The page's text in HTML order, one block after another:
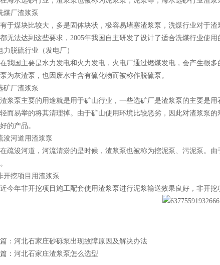
煤厂渣浆泵
煤块比较大，多是固体块状，极容易堵塞渣浆泵，洗煤行业对于渣
无法达到这些要求，2005年我国自主研发了设计了适合洗煤行业使用
力脱硫行业（发电厂）
国主要是水力发电和火力发电，火电厂通过燃煤发电，会产生很多
为灰渣泵，也因废水中含有硫化物而被称作脱硫泵。
矿厂渣浆泵
泵主要的用途就是用于矿山行业，一些选矿厂是渣浆泵的主要是用
而易举的将其清理掉。由于矿山使用环境比较恶劣，因此对渣浆泵
的产品。
浚河道用渣浆泵
浚河道，河流清淤的是时候，渣浆泵也被称为挖泥泵、污泥泵。由
开挖项目用渣浆泵
年非开挖项目施工配套使用渣浆泵进行泥浆输送效果良好，非开挖
： 河北石家庄砂砾泵出现故障原因及解决办法
： 河北石家庄渣浆泵怎么选型